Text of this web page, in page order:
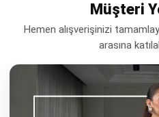
Müşteri
Hemen alışverişinizi
arasına